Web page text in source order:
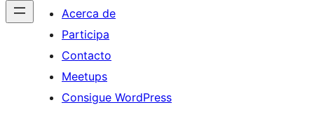
Acerca de
Participa
Contacto
Meetups
Consigue WordPress